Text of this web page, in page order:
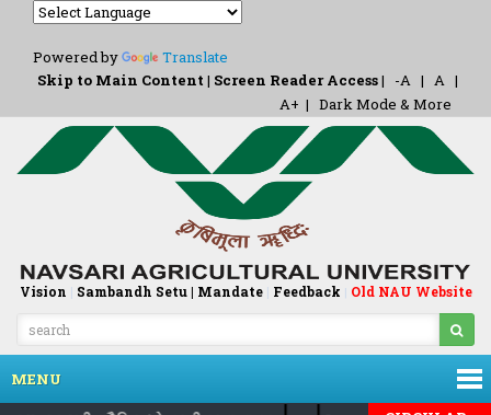
Powered by
Translate
Skip to Main Content | Screen Reader Access| -A | A |
A+ | Dark Mode & More
Vision | Sambandh Setu | Mandate| Feedback | Old NAU Website
MENU